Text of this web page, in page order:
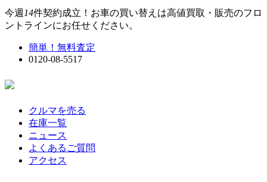
今週 14件契約成立！お車の買い替えは高値買取・販売のフロ
ントラインにお任せください。
簡単！無料査定
0120-08-5517
クルマを売る
在庫一覧
ニュース
よくあるご質問
アクセス